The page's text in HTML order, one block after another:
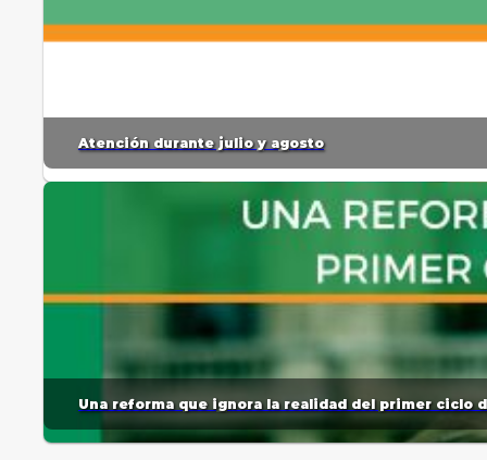
Atención durante julio y agosto
Una reforma que ignora la realidad del primer ciclo